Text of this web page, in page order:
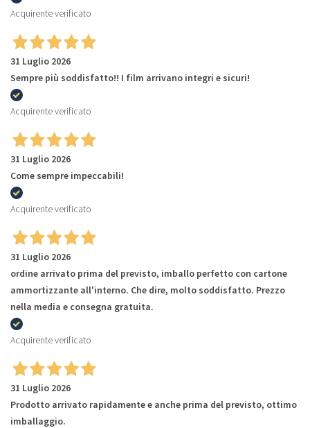
Acquirente verificato
31 Luglio 2026
Sempre più soddisfatto!! I film arrivano integri e sicuri!
Acquirente verificato
31 Luglio 2026
Come sempre impeccabili!
Acquirente verificato
31 Luglio 2026
ordine arrivato prima del previsto, imballo perfetto con cartone
ammortizzante all'interno. Che dire, molto soddisfatto. Prezzo
nella media e consegna gratuita.
Acquirente verificato
31 Luglio 2026
Prodotto arrivato rapidamente e anche prima del previsto, ottimo
imballaggio.